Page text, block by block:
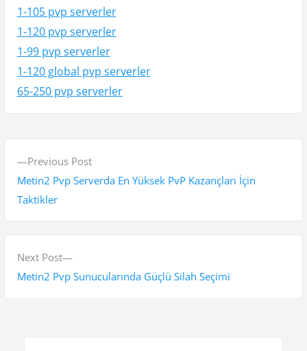
1-105 pvp serverler
1-120 pvp serverler
1-99 pvp serverler
1-120 global pvp serverler
65-250 pvp serverler
Previous PostP
r
u
Metin2 Pvp Serverda En Yüksek PvP Kazançları İçin
Taktikler
Next Post
N
e
Metin2 Pvp Sunucularında Güçlü Silah Seçimi